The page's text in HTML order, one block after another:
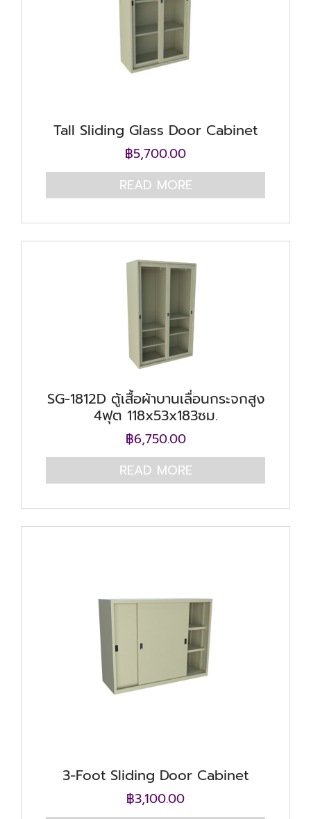
Tall Sliding Glass Door Cabinet
฿5,700.00
READ MORE
SG-1812D ตู้เสื้อผ้าบานเลื่อนกระจกสูง
4ฟุต 118x53x183ซม.
฿6,750.00
READ MORE
3-Foot Sliding Door Cabinet
฿3,100.00